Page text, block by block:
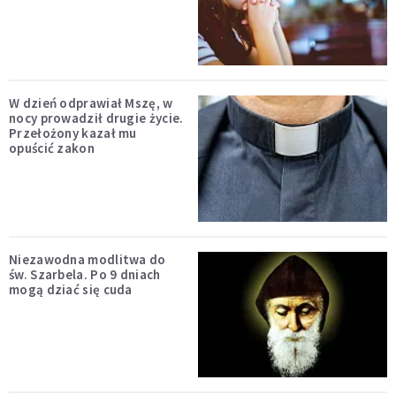
W dzień odprawiał Mszę, w
nocy prowadził drugie życie.
Przełożony kazał mu
opuścić zakon
Niezawodna modlitwa do
św. Szarbela. Po 9 dniach
mogą dziać się cuda